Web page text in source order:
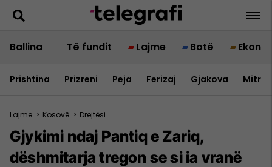
Ballina Të fundit Lajme Botë
Prishtina Prizreni Peja Ferizaj Gjakova
Lajme > Kosovë > Drejtësi
Gjykimi ndaj Pantiq e Zariq,
dëshmitarja tregon se si ia vranë